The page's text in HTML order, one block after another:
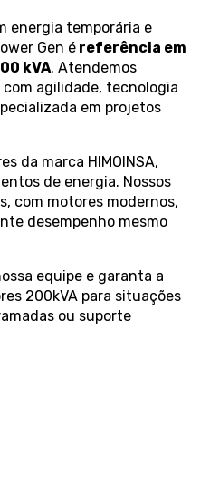
energia temporária e
Gen é referência em
kVA. Atendemos
agilidade, tecnologia
em projetos
da marca HIMOINSA,
de energia. Nossos
com motores modernos,
desempenho mesmo
equipe e garanta a
200kVA para situações
ou suporte